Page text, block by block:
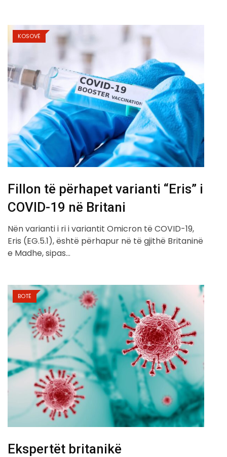
KOSOVË
Fillon të përhapet varianti “Eris” i
COVID-19 në Britani
Nën varianti i ri i variantit Omicron të COVID-19,
Eris (EG.5.1), është përhapur në të gjithë Britaninë
e Madhe, sipas…
BOTË
Ekspertët britanikë